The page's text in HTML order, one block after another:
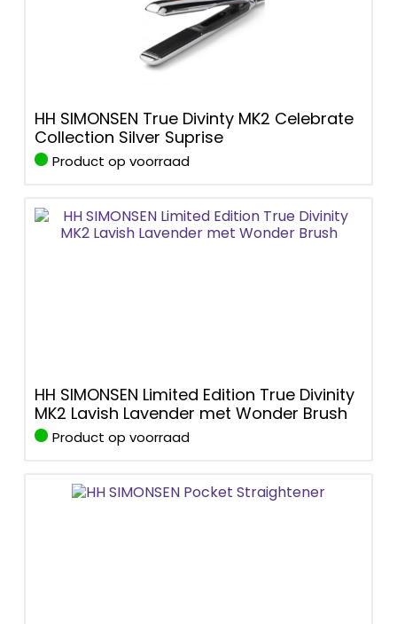
HH SIMONSEN True Divinty MK2 Celebrate
Collection Silver Suprise
Product op voorraad
HH SIMONSEN Limited Edition True Divinity
MK2 Lavish Lavender met Wonder Brush
Product op voorraad